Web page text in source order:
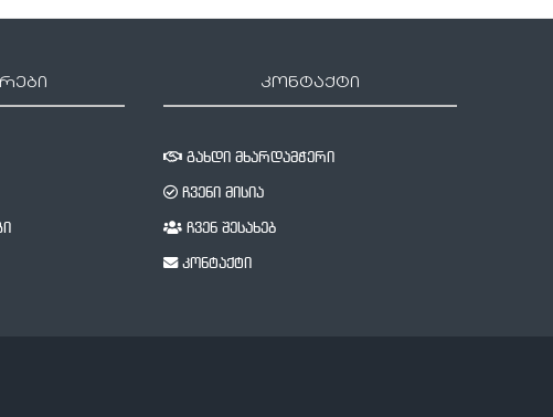
კონტაქტი
გახდი მხარდამჭერი
ჩვენი მისია
ჩვენ შესახებ
კონტაქტი